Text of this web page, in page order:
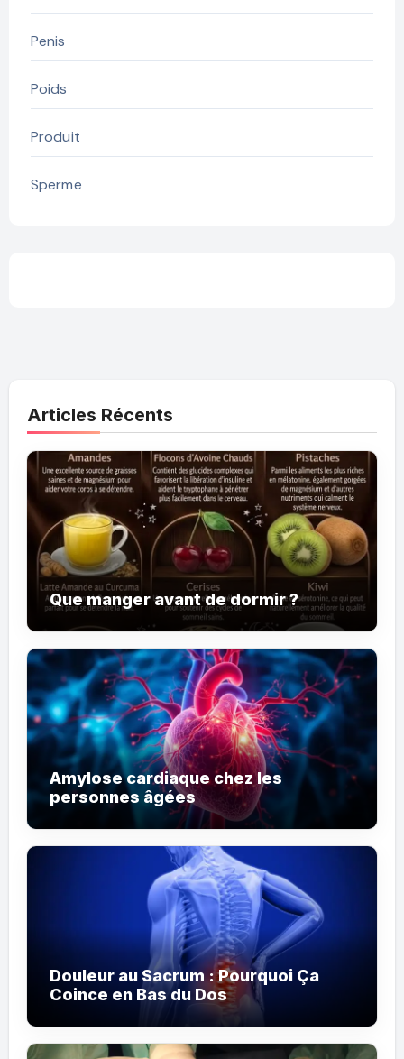
Penis
Poids
Produit
Sperme
Articles Récents
Que manger avant de dormir ?
Amylose cardiaque chez les
personnes âgées
Douleur au Sacrum : Pourquoi Ça
Coince en Bas du Dos